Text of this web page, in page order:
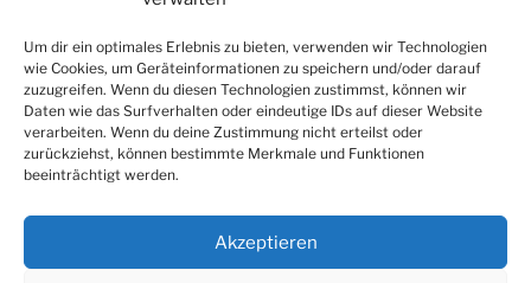
Um dir ein optimales Erlebnis zu bieten, verwenden wir Technologien
wie Cookies, um Geräteinformationen zu speichern und/oder darauf
zuzugreifen. Wenn du diesen Technologien zustimmst, können wir
Daten wie das Surfverhalten oder eindeutige IDs auf dieser Website
verarbeiten. Wenn du deine Zustimmung nicht erteilst oder
zurückziehst, können bestimmte Merkmale und Funktionen
beeinträchtigt werden.
Akzeptieren